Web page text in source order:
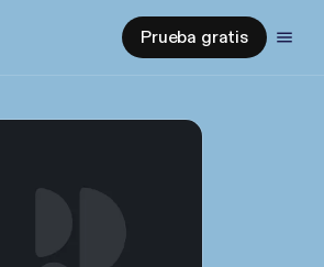
Prueba gratis